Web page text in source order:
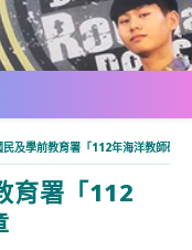
及學前教育署「112年海洋教師研習
育署「112